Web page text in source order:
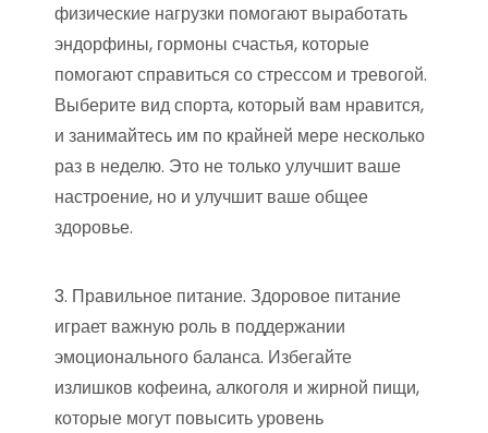
физические нагрузки помогают выработать
эндорфины, гормоны счастья, которые
помогают справиться со стрессом и тревогой.
Выберите вид спорта, который вам нравится,
и занимайтесь им по крайней мере несколько
раз в неделю. Это не только улучшит ваше
настроение, но и улучшит ваше общее
здоровье.
3. Правильное питание. Здоровое питание
играет важную роль в поддержании
эмоционального баланса. Избегайте
излишков кофеина, алкоголя и жирной пищи,
которые могут повысить уровень